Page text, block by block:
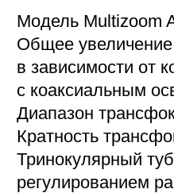
Модель Multizoom
Общее
в зависимости от
с коаксиальным
Диапазон
Кратность
Тринокулярный
регулированием